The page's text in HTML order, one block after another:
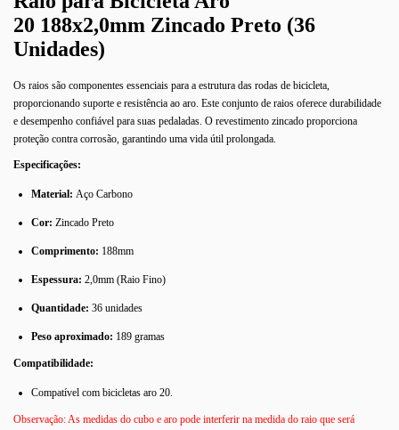
20 188x2,0mm Zincado Preto (36
Unidades)
Os raios são componentes essenciais para a estrutura das rodas de bicicleta,
proporcionando suporte e resistência ao aro. Este conjunto de raios oferece durabilidade
e desempenho confiável para suas pedaladas. O revestimento zincado proporciona
proteção contra corrosão, garantindo uma vida útil prolongada.
Especificações:
Material: Aço Carbono
Cor: Zincado Preto
Comprimento: 188mm
Espessura: 2,0mm (Raio Fino)
Quantidade: 36 unidades
Peso aproximado: 189 gramas
Compatibilidade:
Compatível com bicicletas aro 20.
Observação: As medidas do cubo e aro pode interferir na medida do raio que será